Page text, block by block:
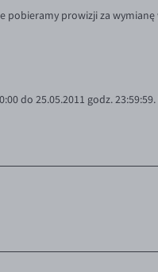
pobieramy prowizji za
do 25.05.2011 godz.